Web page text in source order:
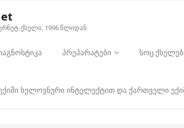
ქსელი, 1996 წლიდან
პრეპარატები
ხელოვნური ინტელექტით და ქართველი